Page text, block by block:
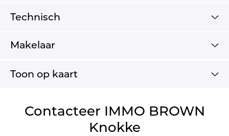
Technisch
Makelaar
Toon op kaart
Contacteer IMMO BROWN
Knokke